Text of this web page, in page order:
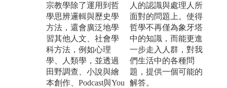
宗教學除了運用到哲
學思辨邏輯與歷史學
方法，還會廣泛地學
習其他人文、社會學
科方法，例如心理
學、人類學，並透過
田野調查、小說與繪
本創作、Podcast與You
人的認識與處理人所
面對的問題上。使得
哲學不再僅為象牙塔
中的知識，而能更進
一步走入人群，對我
們生活中的各種問
題，提供一個可能的
解答。